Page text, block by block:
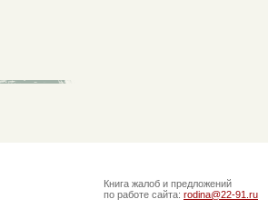
Книга жалоб и предложений
по работе сайта: rodina@22-91.ru